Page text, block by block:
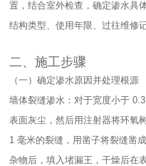
置，结合室外检查，确定渗水具
结构类型、使用年限、过往维修
二、施工步骤​
（一）确定渗水原因并处理根源​
墙体裂缝渗水：对于宽度小于
表面灰尘，然后用注射器将环氧
1 毫米的裂缝，用凿子将裂缝凿
杂物后，填入堵漏王，干燥后在